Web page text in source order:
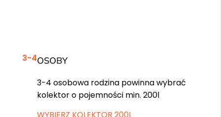
3-4OSOBY
3-4 osobowa rodzina powinna wybrać
kolektor o pojemności min. 200l